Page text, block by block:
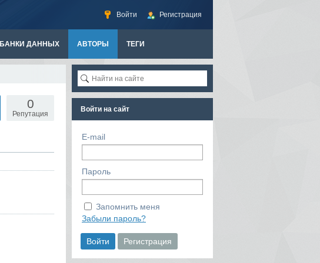
Войти Регистрация
БАНКИ ДАННЫХ АВТОРЫ ТЕГИ
0
Репутация
Войти на сайт
E-mail
Пароль
Запомнить меня
Забыли пароль?